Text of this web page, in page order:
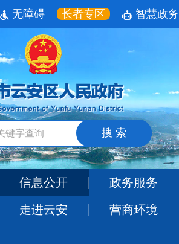
无障碍 长者专区 智慧政务
搜 索
信息公开 政务服务
走进云安 营商环境